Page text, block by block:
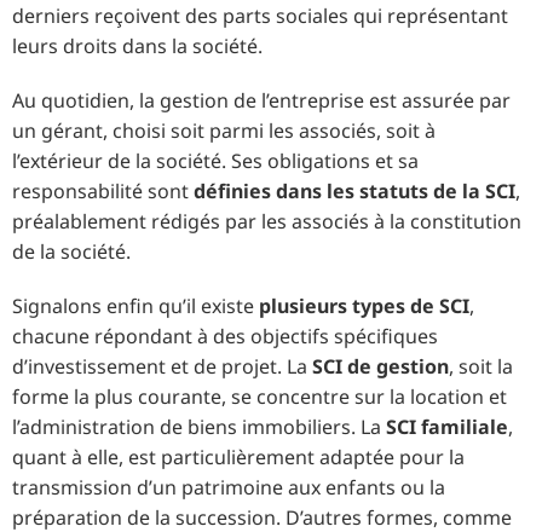
derniers reçoivent des parts sociales qui représentant
leurs droits dans la société.
Au quotidien, la gestion de l’entreprise est assurée par
un gérant, choisi soit parmi les associés, soit à
l’extérieur de la société. Ses obligations et sa
responsabilité sontdéfinies dans les statuts de la SCI,
préalablement rédigés par les associés à la constitution
de la société.
Signalons enfin qu’il existe plusieurs types de SCI,
chacune répondant à des objectifs spécifiques
d’investissement et de projet. La SCI de gestion, soit la
forme la plus courante, se concentre sur la location et
l’administration de biens immobiliers. La SCI familiale,
quant à elle, est particulièrement adaptée pour la
transmission d’un patrimoine aux enfants ou la
préparation de la succession. D’autres formes, comme